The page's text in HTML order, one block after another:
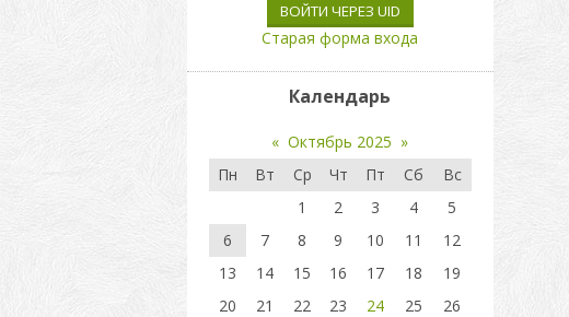
ВОЙТИ ЧЕРЕЗ UID
Старая форма входа
Календарь
« Октябрь 2025 »
Пн
Вт Ср Чт Пт Сб
Вс
1
2 3 4
5
6
7 8 9 10 11
12
13
14 15 16 17 18
19
20
21 22 23 24 25
26